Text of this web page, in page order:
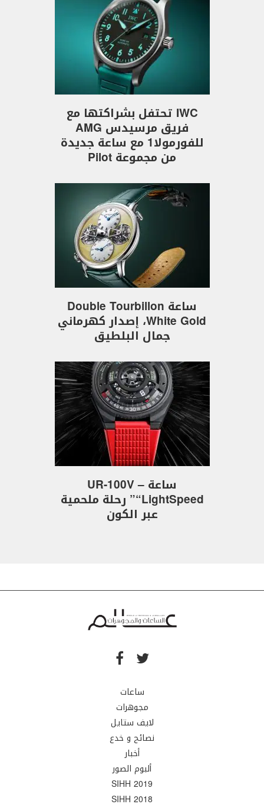
IWC تحتفل بشراكتها مع
فريق مرسيدس AMG
للفورمولا1 مع ساعة جديدة
من مجموعة Pilot
ساعة Double Tourbillon
White Gold، إصدار كهرماني
جمال البلطيق
ساعة UR-100V –
“LightSpeed” رحلة ملحمية
عبر الكون
ساعات
مجوهرات
لايف ستايل
نصائح و خدع
أخبار
ألبوم الصور
SIHH 2019
SIHH 2018